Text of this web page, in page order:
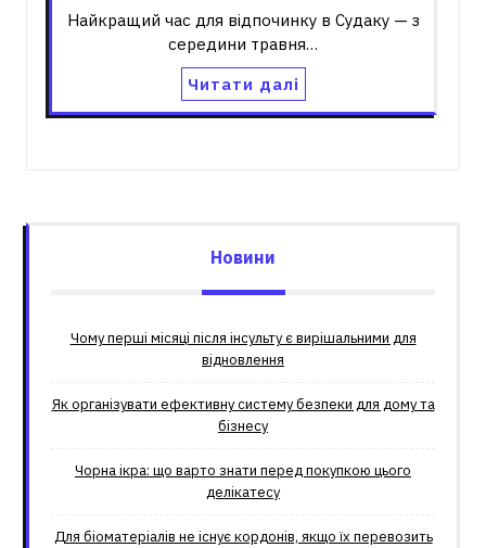
Найкращий час для відпочинку в Судаку — з
середини травня…
Читати далі
Новини
Чому перші місяці після інсульту є вирішальними для
відновлення
Як організувати ефективну систему безпеки для дому та
бізнесу
Чорна ікра: що варто знати перед покупкою цього
делікатесу
Для біоматеріалів не існує кордонів, якщо їх перевозить